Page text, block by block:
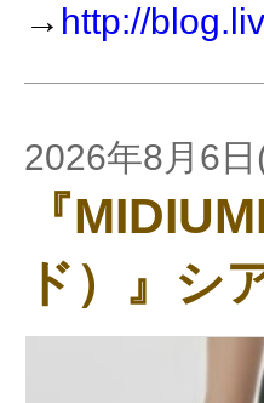
→ http://
2026年8月6
『
ド）』シ